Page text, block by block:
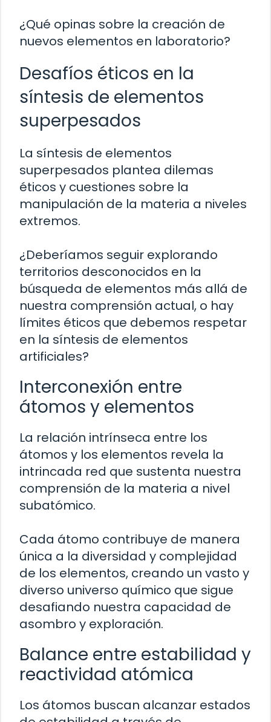
¿Qué opinas sobre la creación de
nuevos elementos en laboratorio?
Desafíos éticos en la
síntesis de elementos
superpesados
La síntesis de elementos
superpesados plantea dilemas
éticos y cuestiones sobre la
manipulación de la materia a niveles
extremos.
¿Deberíamos seguir explorando
territorios desconocidos en la
búsqueda de elementos más allá de
nuestra comprensión actual, o hay
límites éticos que debemos respetar
en la síntesis de elementos
artificiales?
Interconexión entre
átomos y elementos
La relación intrínseca entre los
átomos y los elementos revela la
intrincada red que sustenta nuestra
comprensión de la materia a nivel
subatómico.
Cada átomo contribuye de manera
única a la diversidad y complejidad
de los elementos, creando un vasto y
diverso universo químico que sigue
desafiando nuestra capacidad de
asombro y exploración.
Balance entre estabilidad y
reactividad atómica
Los átomos buscan alcanzar estados